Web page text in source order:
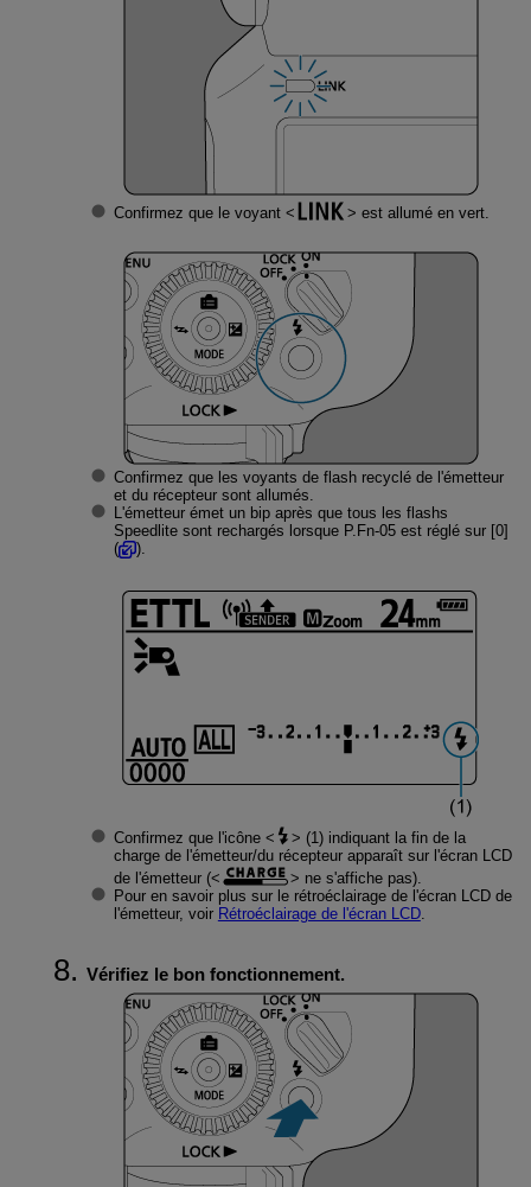
Confirmez que le voyant est allumé en vert.
Confirmez que les voyants de flash recyclé de l'émetteur
et du récepteur sont allumés.
L'émetteur émet un bip après que tous les flashs
Speedlite sont rechargés lorsque P.Fn-05 est réglé sur [0]
(
).
Confirmez que l'icône
(1) indiquant la fin de la
charge de l'émetteur/du récepteur apparaît sur l'écran LCD
de l'émetteur (
ne s'affiche pas).
Pour en savoir plus sur le rétroéclairage de l'écran LCD de
l'émetteur, voir Rétroéclairage de l'écran LCD.
Vérifiez le bon fonctionnement.